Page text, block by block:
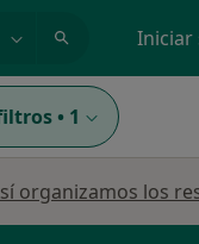
Iniciar
• 1
organizamos los